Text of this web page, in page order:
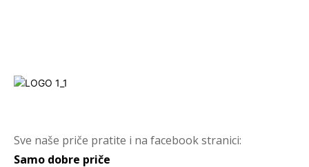
Sve naše priče pratite i na facebook stranici:
Samo dobre priče